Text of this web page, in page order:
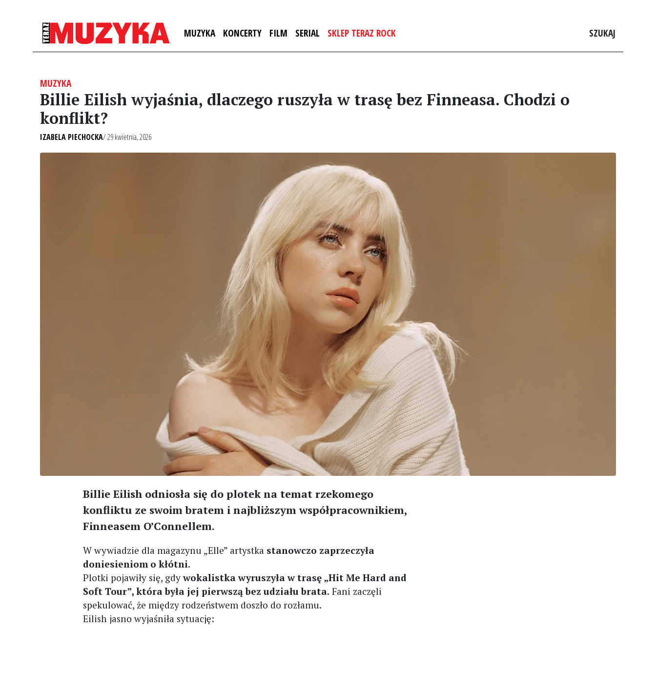
MUZYKA KONCERTY FILM SERIAL SKLEP TERAZ ROCK SZUKAJ
MUZYKA
Billie Eilish wyjaśnia, dlaczego ruszyła w trasę bez Finneasa. Chodzi o
konflikt?
IZABELA PIECHOCKA/ 29 kwietnia, 2026
Billie Eilish odniosła się do plotek na temat rzekomego
konfliktu ze swoim bratem i najbliższym współpracownikiem,
Finneasem O’Connellem.
W wywiadzie dla magazynu „Elle” artystka stanowczo zaprzeczyła
doniesieniom o kłótni.
Plotki pojawiły się, gdywokalistka wyruszyła w trasę „Hit Me Hard and
Soft Tour”, która była jej pierwszą bez udziału brata. Fani zaczęli
spekulować, że między rodzeństwem doszło do rozłamu.
Eilish jasno wyjaśniła sytuację: